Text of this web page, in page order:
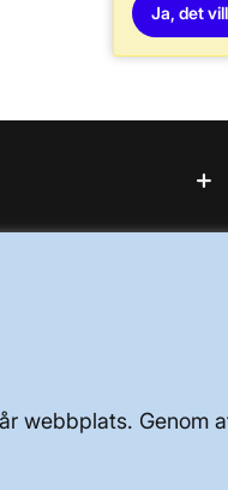
webbplats. Genom
Ja, det